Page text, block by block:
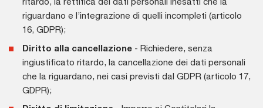
riguardano e l’integrazione di quelli incompleti (articolo
16, GDPR);
Diritto alla cancellazione- Richiedere, senza
ingiustificato ritardo, la cancellazione dei dati personali
che la riguardano, nei casi previsti dal GDPR (articolo 17,
GDPR);